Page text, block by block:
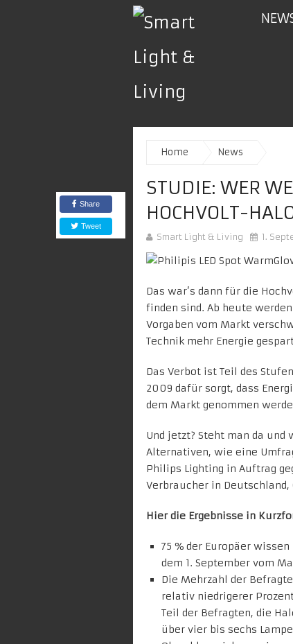
Home News
STUDIE: WER
OCHVOLT-
Smart Light & Living 1.
Share
Tweet
Das war’s dann für die
finden sind. Ab heute
Vorgaben vom Markt
Technik mehr Energie
Das Verbot ist Teil des
2009 dafür sorgt, dass
dem Markt genommen
Und jetzt? Steht man da
Alternativen, wie eine
Philips Lighting in Auftrag
Verbraucher in
Hier die Ergebnisse in
75 % der Europäer
dem 1. September vom
Die Mehrzahl der
relativ niedrigerer
Teil der Befragten, die
über vier bis sechs